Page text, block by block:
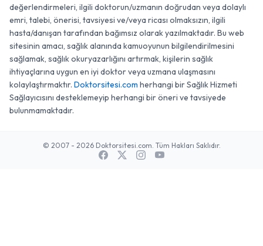
değerlendirmeleri, ilgili doktorun/uzmanın doğrudan veya dolaylı
emri, talebi, önerisi, tavsiyesi ve/veya ricası olmaksızın, ilgili
hasta/danışan tarafından bağımsız olarak yazılmaktadır. Bu web
sitesinin amacı, sağlık alanında kamuoyunun bilgilendirilmesini
sağlamak, sağlık okuryazarlığını artırmak, kişilerin sağlık
ihtiyaçlarına uygun en iyi doktor veya uzmana ulaşmasını
kolaylaştırmaktır. Doktorsitesi.com herhangi bir Sağlık Hizmeti
Sağlayıcısını desteklemeyip herhangi bir öneri ve tavsiyede
bulunmamaktadır.
© 2007 - 2026 Doktorsitesi.com. Tüm Hakları Saklıdır.